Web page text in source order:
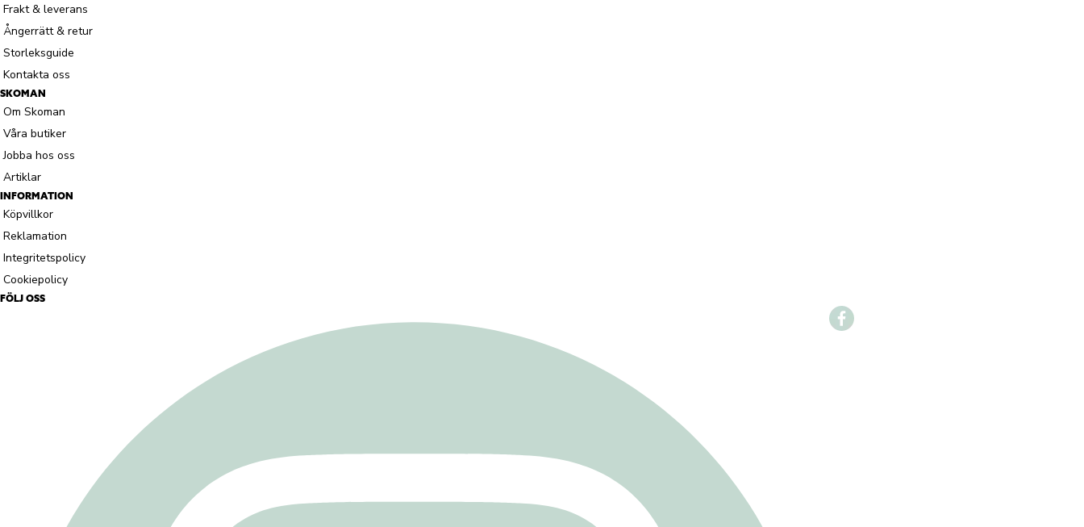
Frakt & leverans
Ångerrätt & retur
Storleksguide
Kontakta oss
SKOMAN
Om Skoman
Våra butiker
Jobba hos oss
Artiklar
INFORMATION
Köpvillkor
Reklamation
Integritetspolicy
Cookiepolicy
FÖLJ OSS